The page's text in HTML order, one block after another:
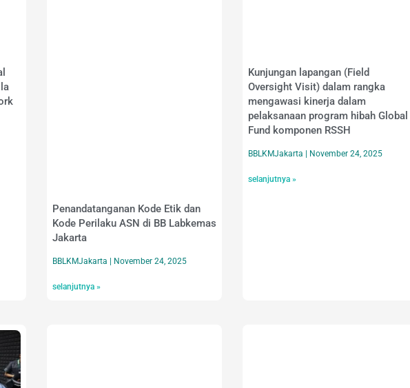
Penandatanganan Kode Etik dan
Kode Perilaku ASN di BB Labkemas
Jakarta
BBLKMJakarta November 24, 2025
selanjutnya »
Kunjungan lapangan (Field
Oversight Visit) dalam rangka
mengawasi kinerja dalam
pelaksanaan program hibah Global
Fund komponen RSSH
BBLKMJakarta November 24, 2025
selanjutnya »